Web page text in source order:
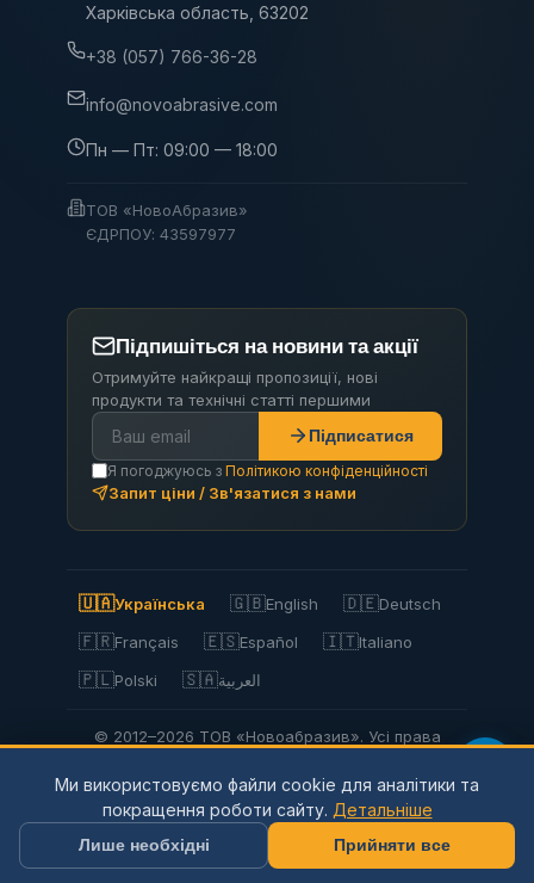
Харківська область, 63202
+38 (057) 766-36-28
info@novoabrasive.com
Пн — Пт: 09:00 — 18:00
ТОВ «НовоАбразив»
ЄДРПОУ: 43597977
Підпишіться на новини та акції
Отримуйте найкращі пропозиції, нові
продукти та технічні статті першими
Підписатися
Я погоджуюсь з Політикою конфіденційності
Запит ціни / Зв'язатися з нами
🇺🇦Українська 🇬🇧English 🇩🇪Deutsch
🇫🇷Français 🇪🇸Español 🇮🇹Italiano
🇵🇱Polski 🇸🇦العربية
© 2012–2026 ТОВ «Новоабразив». Усі права
Privacy PolicyПолітика конфіденційності
Використання файлів cookieУмови використання
Доставка та оплата
Повернення Мапа сайту
Ми використовуємо файли cookie для аналітики та
покращення роботи сайту. Детальніше
Лише необхідні Прийняти все